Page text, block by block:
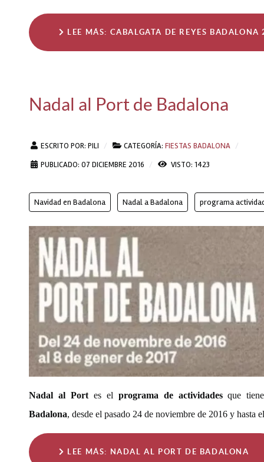
LEE MÁS: CABALGATA DE REYES
Nadal al Port de Badalona
ESCRITO POR: PILI CATEGORÍA: FIESTAS BADALONA
PUBLICADO: 07 DICIEMBRE 2016
VISTO: 1423
Navidad en Badalona Nadal a Badalona programa
Nadal al Portes el programa de actividadesque
Badalona, desde el pasado 24 de noviembre de 2016 y hasta
LEE MÁS: NADAL AL PORT DE BADALONA